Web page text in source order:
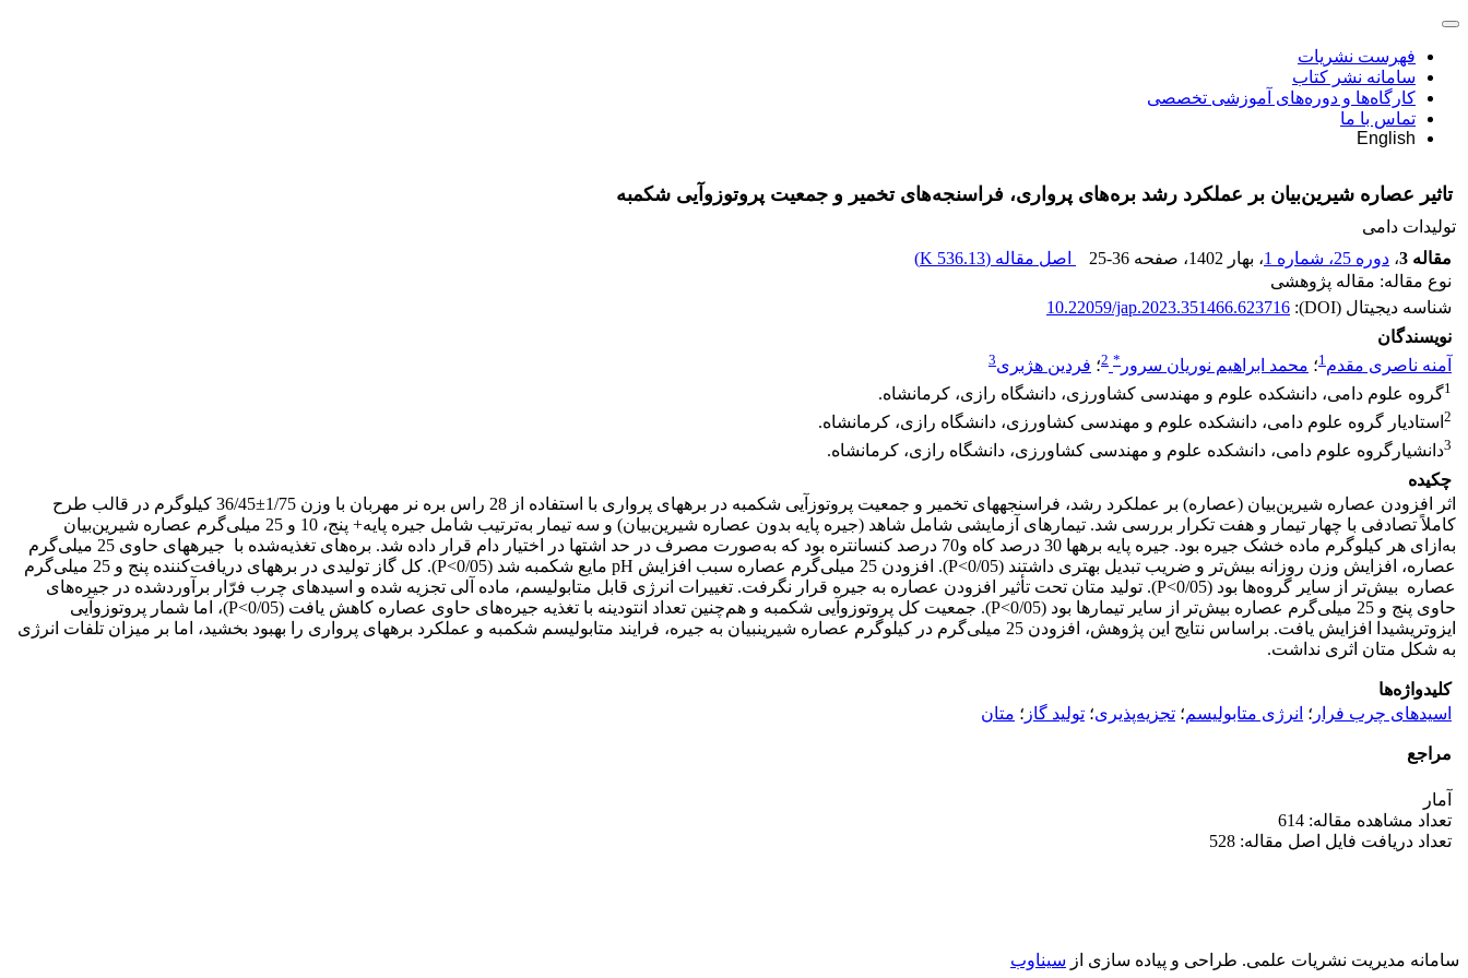
فهرست نشریات
سامانه نشر کتاب
کارگاه‌ها و دوره‌های آموزشی تخصصی
تماس با ما
English
تاثیر عصاره شیرین‌بیان بر عملکرد رشد بره‌های پرواری، فراسنجه‌های تخمیر و جمعیت پروتوزوآیی شکمبه
تولیدات دامی
مقاله 3
، دوره 25، شماره 1 ، بهار 1402 ، صفحه 25-36 اصل مقاله (536.13 K
)
نوع مقاله: مقاله پژوهشی
شناسه دیجیتال (DOI):
10.22059/jap.2023.351466.623716
نویسندگان
آمنه ناصری مقدم1؛ محمد ابراهیم نوریان سرور *
2؛ فردین هژبری3
1گروه علوم دامی، دانشکده علوم و مهندسی کشاورزی، دانشگاه رازی، کرمانشاه.
2 استادیار گروه علوم دامی، دانشکده علوم و مهندسی کشاورزی، دانشگاه رازی، کرمانشاه.
3دانشیارگروه علوم دامی، دانشکده علوم و مهندسی کشاورزی، دانشگاه رازی، کرمانشاه.
چکیده
اثر افزودن عصاره شیرین‌بیان (عصاره) بر عملکرد رشد، فراسنجه­های تخمیر و جمعیت پروتوزآیی شکمبه در بره­های پرواری با استفاده از 28 راس بره نر مهربان با وزن 1/75±36/45 کیلوگرم در قالب طرح
کاملاً تصادفی با چهار تیمار و هفت تکرار بررسی شد. تیمارهای آزمایشی شامل شاهد (جیره پایه بدون عصاره شیرین‌بیان) و سه تیمار به‌ترتیب شامل جیره پایه+ پنج، 10 و 25 میلی‌گرم عصاره شیرین‌بیان
به‌ازای هر کیلوگرم ماده خشک جیره بود. جیره پایه بره­ها 30 درصد کاه و70 درصد کنسانتره بود که به‌صورت مصرف در حد اشتها در اختیار دام قرار داده ­شد. بره‌های تغذیه‌شده با جیره­­های حاوی 25 میلی‌گرم
عصاره، افزایش وزن روزانه بیش‌تر و ضریب تبدیل بهتری داشتند (0/05>P). افزودن 25 میلی‌گرم عصاره سبب افزایش pH مایع شکمبه شد (0/05>P). کل گاز تولیدی در بره­های دریافت‌کننده پنج و 25 میلی‌گرم
عصاره بیش‌تر از سایر گروه‌ها بود (0/05>P). تولید متان تحت تأثیر افزودن عصاره به جیره قرار نگرفت. تغییرات انرژی قابل متابولیسم، ماده آلی تجزیه شده و اسیدهای چرب فرّار برآوردشده در جیره‌های
حاوی پنج و 25 میلی‌گرم عصاره بیش‌تر از سایر تیمارها بود (0/05>P). جمعیت کل پروتوزوآیی شکمبه و هم‌چنین تعداد انتودینه با تغذیه جیره‌های حاوی عصاره کاهش یافت (0/05>P)، اما شمار پروتوزوآیی
ایزوتریشیدا افزایش یافت. براساس نتایج این پژوهش، افزودن 25 میلی‌گرم در کیلوگرم عصاره شیرین­بیان به جیره، فرایند متابولیسم شکمبه و عملکرد بره­های پرواری را بهبود بخشید، اما بر میزان تلفات انرژی
به شکل متان اثری نداشت.
کلیدواژه‌ها
اسیدهای چرب فرار ؛ انرژی متابولیسم؛ تجزیه‌پذیری؛ تولید گاز ؛ متان
مراجع
آمار
تعداد مشاهده مقاله: 614
تعداد دریافت فایل اصل مقاله: 528
سامانه مدیریت نشریات علمی. طراحی و پیاده سازی از سیناوب